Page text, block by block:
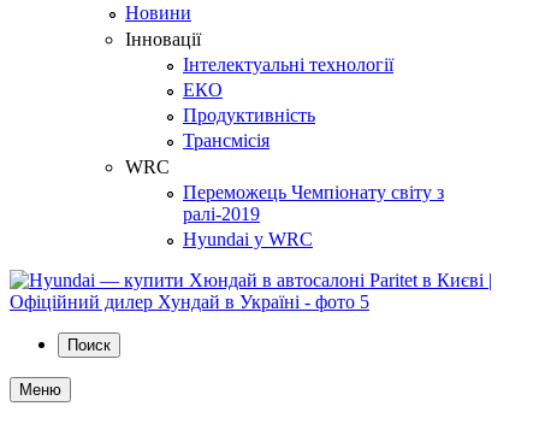
Новини
Інновації
Інтелектуальні технології
ЕКО
Продуктивність
Трансмісія
WRC
Переможець Чемпіонату світу з
ралі-2019
Hyundai у WRC
Поиск
Меню